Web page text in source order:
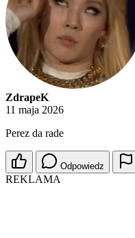
ZdrapeK
11 maja 2026
Perez da rade
Odpowiedz
REKLAMA